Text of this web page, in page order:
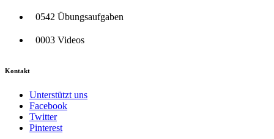
0542 Übungsaufgaben
0003 Videos
Kontakt
Unterstützt uns
Facebook
Twitter
Pinterest